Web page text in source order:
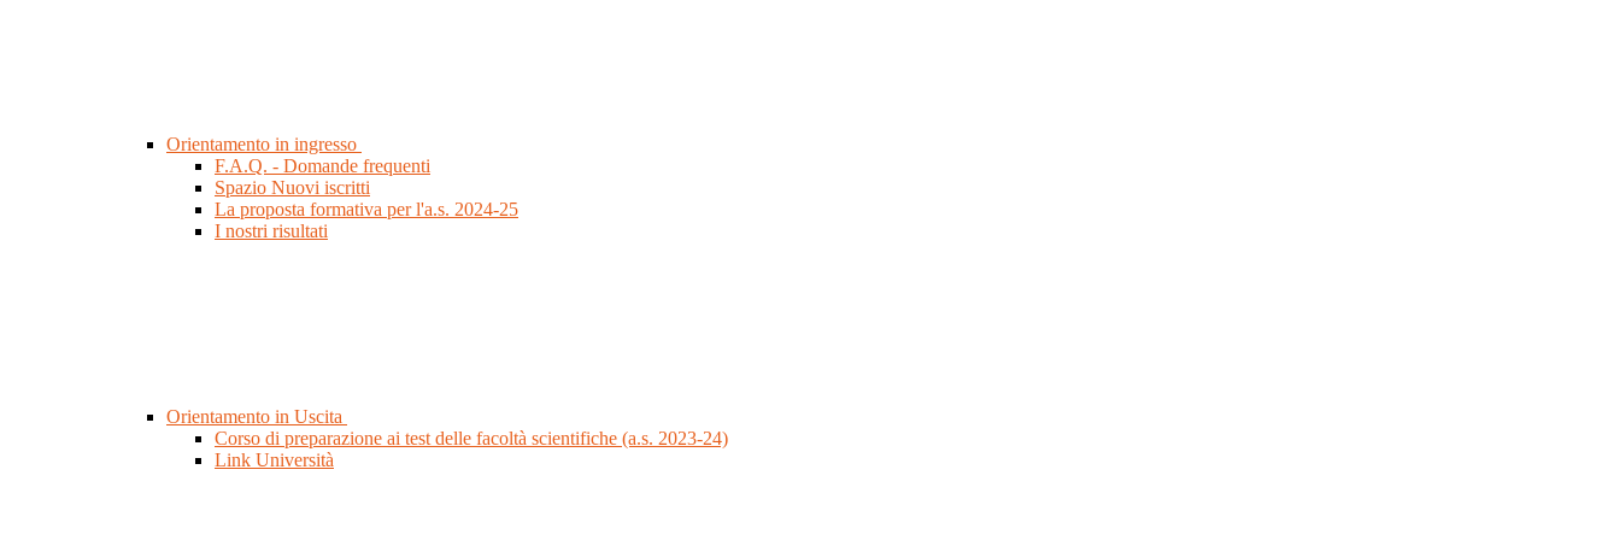
Orientamento in ingresso
F.A.Q. - Domande frequenti
Spazio Nuovi iscritti
La proposta formativa per l'a.s. 2024-25
I nostri risultati
Orientamento in Uscita
Corso di preparazione ai test delle facoltà scientifiche (a.s. 2023-24)
Link Università